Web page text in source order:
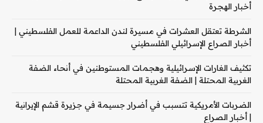
أخبار الهجرة
الشرطة تعتقل العشرات في مسيرة لندن الداعمة للعمل الفلسطيني |
أخبار الصراع الإسرائيلي الفلسطيني
تكثيف الغارات الإسرائيلية وهجمات المستوطنين في أنحاء الضفة
الغربية المحتلة | الضفة الغربية المحتلة
الضربات الأمريكية تتسبب في أضرار جسيمة في جزيرة قشم الإيرانية
| أخبار الصراع